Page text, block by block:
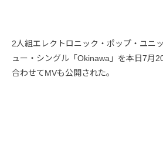
2人組エレクトロニック・ポップ・ユニ
ュー・シングル「Okinawa」を本日7月
合わせてMVも公開された。